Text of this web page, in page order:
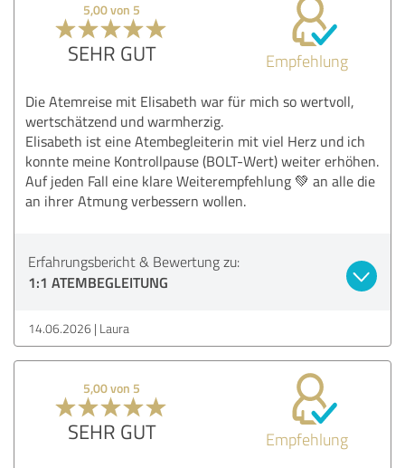
5,00 von 5
SEHR GUT Empfehlung
Die Atemreise mit Elisabeth war für mich so wertvoll,
wertschätzend und warmherzig.
Elisabeth ist eine Atembegleiterin mit viel Herz und ich
konnte meine Kontrollpause (BOLT-Wert) weiter erhöhen.
Auf jeden Fall eine klare Weiterempfehlung 💚 an alle die
an ihrer Atmung verbessern wollen.
Erfahrungsbericht & Bewertung zu:
1:1 ATEMBEGLEITUNG
14.06.2026 Laura
5,00 von 5
SEHR GUT Empfehlung